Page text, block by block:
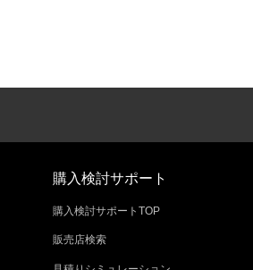
購入検討サポート
購入検討サポートTOP
販売店検索